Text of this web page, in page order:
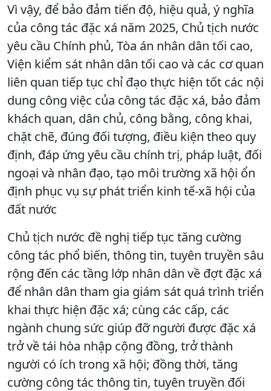
Vì vậy, để bảo đảm tiến độ, hiệu quả, ý nghĩa
của công tác đặc xá năm 2025, Chủ tịch nước
yêu cầu Chính phủ, Tòa án nhân dân tối cao,
Viện kiểm sát nhân dân tối cao và các cơ quan
liên quan tiếp tục chỉ đạo thực hiện tốt các nội
dung công việc của công tác đặc xá, bảo đảm
khách quan, dân chủ, công bằng, công khai,
chặt chẽ, đúng đối tượng, điều kiện theo quy
định, đáp ứng yêu cầu chính trị, pháp luật, đối
ngoại và nhân đạo, tạo môi trường xã hội ổn
định phục vụ sự phát triển kinh tế-xã hội của
đất nước
Chủ tịch nước đề nghị tiếp tục tăng cường
công tác phổ biến, thông tin, tuyên truyền sâu
rộng đến các tầng lớp nhân dân về đợt đặc xá
để nhân dân tham gia giám sát quá trình triển
khai thực hiện đặc xá; cùng các cấp, các
ngành chung sức giúp đỡ người được đặc xá
trở về tái hòa nhập cộng đồng, trở thành
người có ích trong xã hội; đồng thời, tăng
cường công tác thông tin, tuyên truyền đối